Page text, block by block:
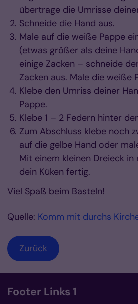
übertrage die Umrisse
Schneide die Hand aus.
Male auf die weiße Pappe
(etwas größer als deine
einige Zacken – schneide
Zacken aus. Male die weiße
Klebe den Umriss deiner
Pappe.
Klebe 1 – 2 Federn hinter
Zum Abschluss klebe noch
auf die gelbe Hand oder
Mit einem kleinen Dreieck
dein Küken fertig.
Viel Spaß beim Basteln!
Quelle: Komm mit durchs
Zurück
Footer Links 1